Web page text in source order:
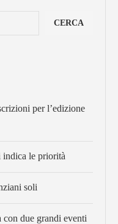
CERCA
per l’edizione
le priorità
soli
con due grandi eventi